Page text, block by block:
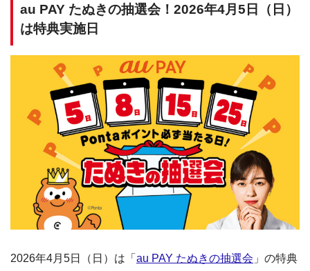
au PAY たぬきの抽選会！2026年4月5日（日）
は特典実施日
2026年4月5日（日）は「 au PAY たぬきの抽選会 」の特典